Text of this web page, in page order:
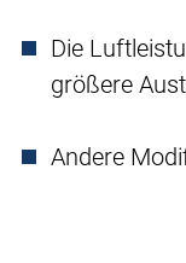
Die
größere
Andere